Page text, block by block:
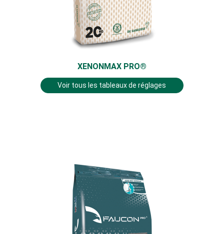
XENONMAX PRO®
Voir tous les tableaux de réglages